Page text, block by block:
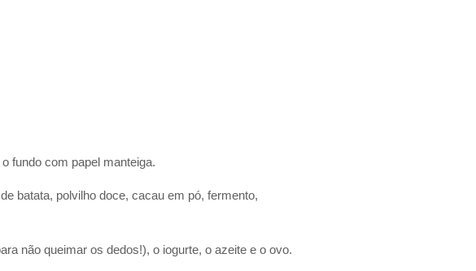
fundo com papel manteiga.
batata, polvilho doce, cacau em pó, fermento,
não queimar os dedos!), o iogurte, o azeite e o ovo.